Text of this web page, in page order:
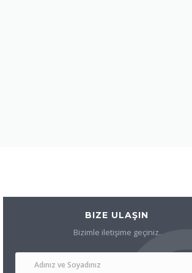
BIZE ULAŞIN
Bizimle iletişime geçiniz.